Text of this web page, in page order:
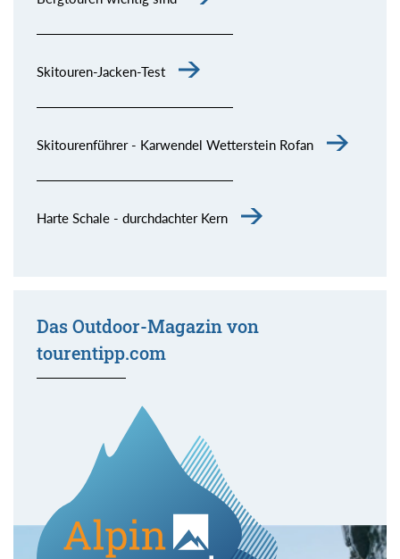
Skitouren-Jacken-Test
Skitourenführer - Karwendel Wetterstein Rofan
Harte Schale - durchdachter Kern
Das Outdoor-Magazin von
tourentipp.com